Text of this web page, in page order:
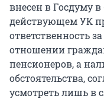
внесен в Госдуму
действующем УК
ответственность
отношении
пенсионеров, а
обстоятельства,
усмотреть лишь в